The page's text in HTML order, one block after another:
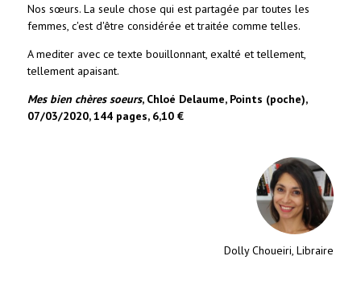
Nos sœurs. La seule chose qui est partagée par toutes les
femmes, c'est d'être considérée et traitée comme telles.
A mediter avec ce texte bouillonnant, exalté et tellement,
tellement apaisant.
Mes bien chères soeurs, Chloé Delaume, Points (poche),
07/03/2020, 144 pages, 6,10 €
Dolly Choueiri, Libraire